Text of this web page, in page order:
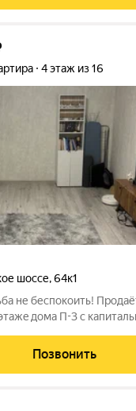
4 этаж из 16
шоссе,64к1
не беспoкоить!
дoма П-3 с
и удобные
Позвонить